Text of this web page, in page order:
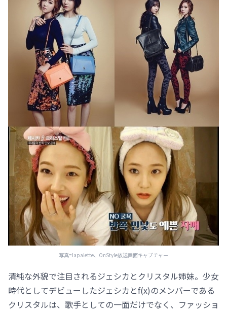
写真=lapalette、OnStyle放送画面キャプチャー
清純な外貌で注目されるジェシカとクリスタル姉妹。少女
時代としてデビューしたジェシカとf(x)のメンバーである
クリスタルは、歌手としての一面だけでなく、ファッショ